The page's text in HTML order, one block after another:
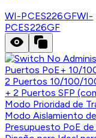
WI-PCES226GFWI-
PCES226GF